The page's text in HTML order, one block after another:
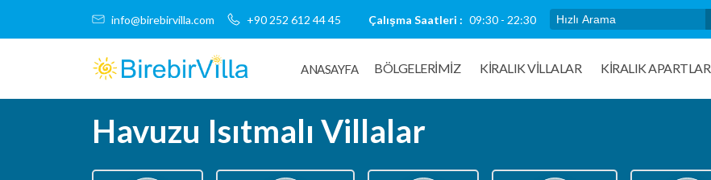
info@birebirvilla.com +90 252 612 44 45 Çalışma Saatleri : 09:30 - 22:30
ANASAYFA BÖLGELERİMİZ KIRALIK VILLALAR KİRALIK APARTLAR
Havuzu Isıtmalı Villalar